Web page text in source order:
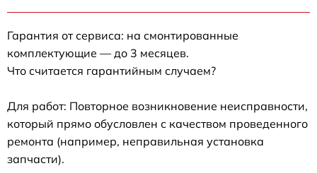
Гарантия от сервиса: на смонтированные
комплектующие — до 3 месяцев.
Что считается гарантийным случаем?
Для работ: Повторное возникновение неисправности,
который прямо обусловлен с качеством проведенного
ремонта (например, неправильная установка
запчасти).